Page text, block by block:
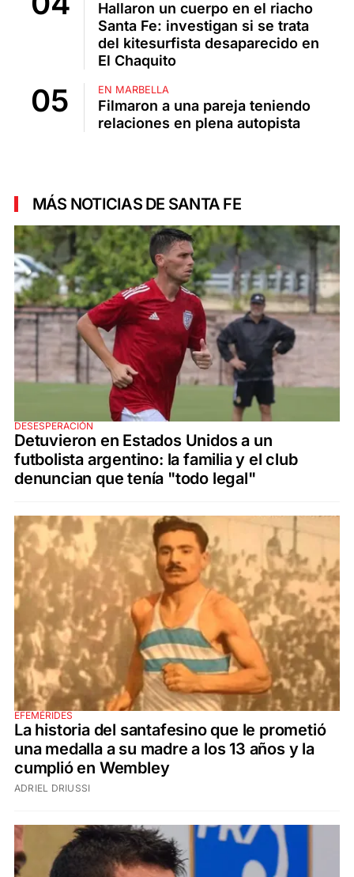
Hallaron un cuerpo en el riacho
Santa Fe: investigan si se trata
del kitesurfista desaparecido en
El Chaquito
EN MARBELLA
Filmaron a una pareja teniendo
relaciones en plena autopista
MÁS NOTICIAS DE SANTA FE
DESESPERACIÓN
Detuvieron en Estados Unidos a un
futbolista argentino: la familia y el club
denuncian que tenía "todo legal"
EFEMÉRIDES
La historia del santafesino que le prometió
una medalla a su madre a los 13 años y la
cumplió en Wembley
ADRIEL DRIUSSI